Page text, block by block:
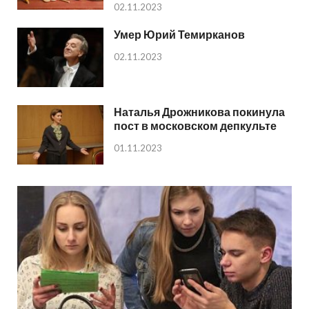
02.11.2023
Умер Юрий Темирканов
02.11.2023
Наталья Дрожникова покинула
пост в московском депкульте
01.11.2023